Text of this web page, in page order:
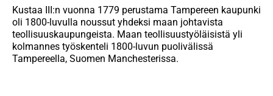
Kustaa III:n vuonna 1779 perustama Tampereen kaupunki
oli 1800-luvulla noussut yhdeksi maan johtavista
teollisuuskaupungeista. Maan teollisuustyöläisistä yli
kolmannes työskenteli 1800-luvun puolivälissä
Tampereella, Suomen Manchesterissa.